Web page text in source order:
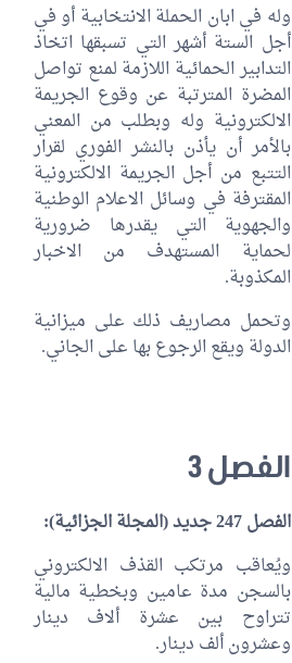
وله في ابان الحملة الانتخابية أو في
أجل الستة أشهر التي تسبقها اتخاذ
التدابير الحمائية اللازمة لمنع تواصل
المضرة المترتبة عن وقوع الجريمة
الالكترونية وله وبطلب من المعني
بالأمر أن يأذن بالنشر الفوري لقرار
التتبع من أجل الجريمة الالكترونية
المقترفة في وسائل الاعلام الوطنية
والجهوية التي يقدرها ضرورية
لحماية المستهدف من الاخبار
المكذوبة.
وتحمل مصاريف ذلك على ميزانية
الدولة ويقع الرجوع بها على الجاني.
الفصل 3
الفصل 247 جديد (المجلة الجزائية):
ويُعاقب مرتكب القذف الالكتروني
بالسجن مدة عامين وبخطية مالية
تتراوح بين عشرة ألاف دينار
وعشرون ألف دينار.